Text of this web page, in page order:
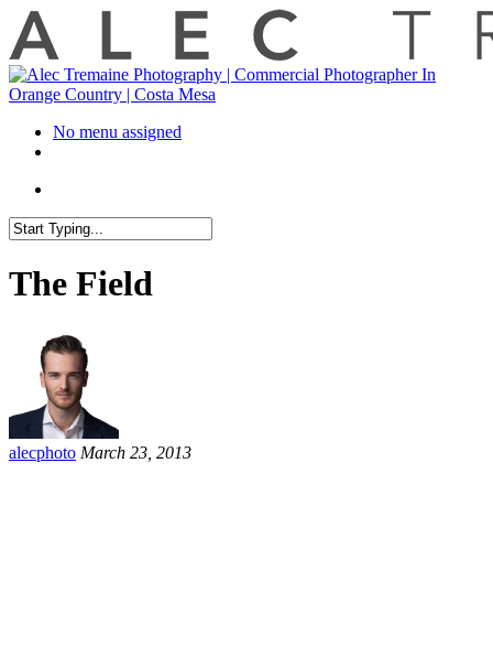
No menu assigned
The Field
alecphoto March 23, 2013